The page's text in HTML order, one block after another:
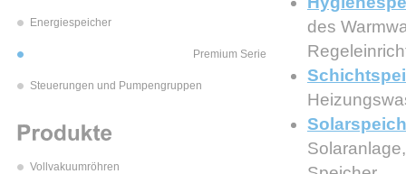
des
Energiespeicher
Premium Serie
Steuerungen und Pumpengruppen
Vollvakuumröhren